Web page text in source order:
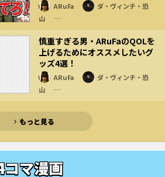
ARuFa
ダ・ヴィンチ・恐
山
…
慎重すぎる男・ARuFaのQOLを
上げるためにオススメしたいグ
ッズ4選！
ARuFa
ダ・ヴィンチ・恐
山
…
もっと見る
コマ漫画